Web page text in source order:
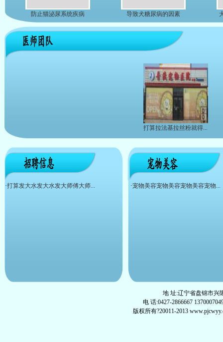
防止猫泌尿系统疾病 导致犬糖尿病的因素
打算拉法基拉丝粉就得...
·打算发大水发大水发大师傅大师... ·宠物美容宠物美容宠物美容宠物...
地 址:辽宁省盘锦市兴
电 话:0427-2866667
版权所有?20011-2013